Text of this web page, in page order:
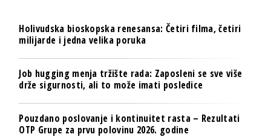
Holivudska bioskopska renesansa: Četiri filma, četiri
milijarde i jedna velika poruka
Job hugging menja tržište rada: Zaposleni se sve više
drže sigurnosti, ali to može imati posledice
Pouzdano poslovanje i kontinuitet rasta – Rezultati
OTP Grupe za prvu polovinu 2026. godine